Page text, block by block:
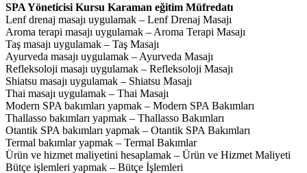
SPA Yöneticisi Kursu Karaman eğitim Müfredatı
Lenf drenaj masajı uygulamak – Lenf Drenaj Masajı
Aroma terapi masajı uygulamak – Aroma Terapi Masajı
Taş masajı uygulamak – Taş Masajı
Ayurveda masajı uygulamak – Ayurveda Masajı
Refleksoloji masajı uygulamak – Refleksoloji Masajı
Shiatsu masajı uygulamak – Shiatsu Masajı
Thai masajı uygulamak – Thai Masajı
Modern SPA bakımları yapmak – Modern SPA Bakımları
Thallasso bakımları yapmak – Thallasso Bakımları
Otantik SPA bakımları yapmak – Otantik SPA Bakımları
Termal bakımlar yapmak – Termal Bakımlar
Ürün ve hizmet maliyetini hesaplamak – Ürün ve Hizmet Maliyeti
Bütçe işlemleri yapmak – Bütçe İşlemleri